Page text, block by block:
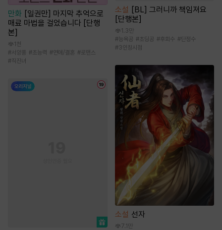
만화 [일권만] 마지막 추억으로
매료 마법을 걸었습니다 [단행
본]
1천
#서양풍 #초능력 #연애/결혼 #로맨스
#직진녀
소설 [BL] 그러니까 책임져요
[단행본]
1.3만
#능욕공 #초딩공 #후회수 #단정수
#3인칭시점
소설 선자
7.1만